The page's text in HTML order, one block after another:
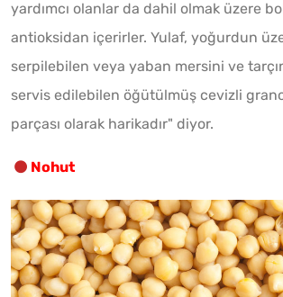
yardımcı olanlar da dahil olmak üzere
antioksidan içerirler. Yulaf, yoğurdun
serpilebilen veya yaban mersini ve
servis edilebilen öğütülmüş cevizli
parçası olarak harikadır" diyor.
Nohut